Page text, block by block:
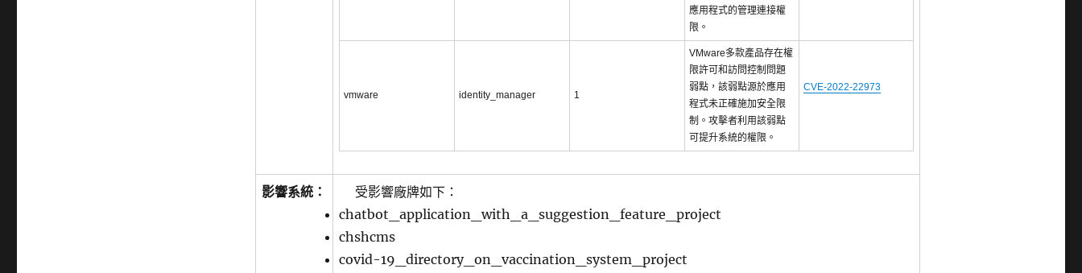
應用程式的管理連接權
限。
vmware identity_manager 1
VMware多款產品存在權
限許可和訪問控制問題
弱點，該弱點源於應用
程式未正確施加安全限
制。攻擊者利用該弱點
可提升系統的權限。
CVE-2022-22973
影響系統：
受影響廠牌如下：
chatbot_application_with_a_suggestion_feature_project
chshcms
covid-19_directory_on_vaccination_system_project